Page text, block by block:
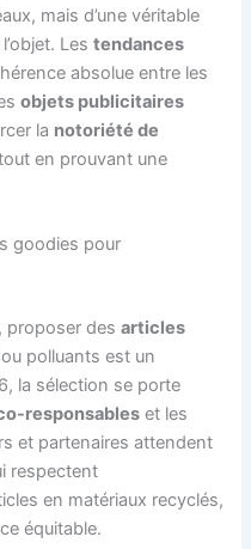
mais d’une véritable
Lestendances
absolue entre les
objets publicitaires
la notoriété de
en prouvant une
goodies pour
proposer desarticles
polluants est un
la sélection se porte
responsables et les
et partenaires attendent
respectent
en matériaux recyclés,
équitable.